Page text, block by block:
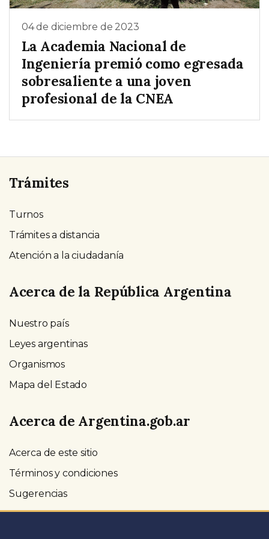
04 de diciembre de 2023
La Academia Nacional de
Ingeniería premió como egresada
sobresaliente a una joven
profesional de la CNEA
Trámites
Turnos
Trámites a distancia
Atención a la ciudadanía
Acerca de la República Argentina
Nuestro país
Leyes argentinas
Organismos
Mapa del Estado
Acerca de Argentina.gob.ar
Acerca de este sitio
Términos y condiciones
Sugerencias